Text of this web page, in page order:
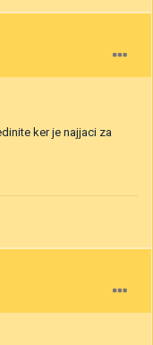
ker je najjaci za